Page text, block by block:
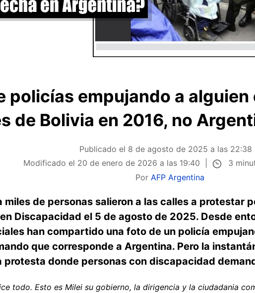
policías empujando a
de Bolivia en 2016, no
Publicado el 8 de agosto de 2025 a las 22:38
Modificado el 20 de enero de 2026 a las 19:40
3
Por AFP Argentina
miles de personas salieron a las calles a protestar
Discapacidad el 5 de agosto de 2025. Desde
han compartido una foto de un policía
que corresponde a Argentina. Pero la
protesta donde personas con discapacidad
todo. Esto es Milei su gobierno, la dirigencia y la ciudadania